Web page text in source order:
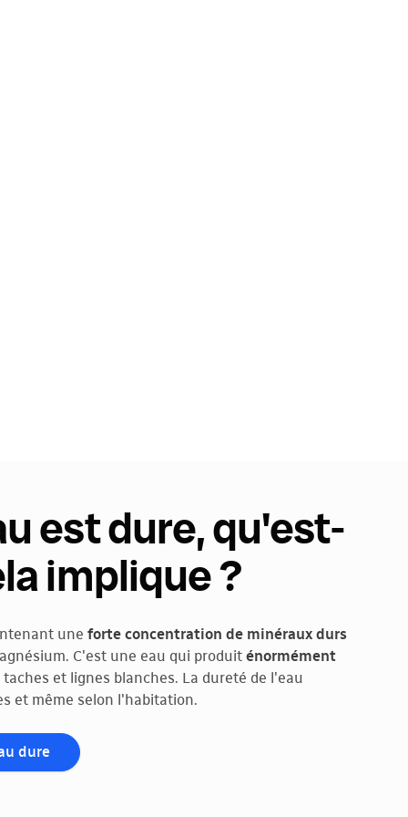
est dure, qu'est-
implique ?
une forte concentration de minéraux durs
C'est une eau qui produit énormément
et lignes blanches. La dureté de l'eau
et même selon l'habitation.
dure